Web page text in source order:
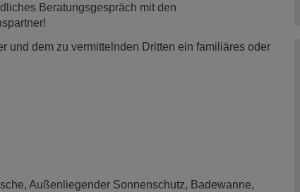
Beratungsgespräch mit den
und dem zu vermittelnden Dritten ein familiäres oder
Außenliegender Sonnenschutz
Badewanne